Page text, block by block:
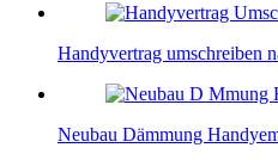
Handyvertrag umschreiben
Neubau Dämmung